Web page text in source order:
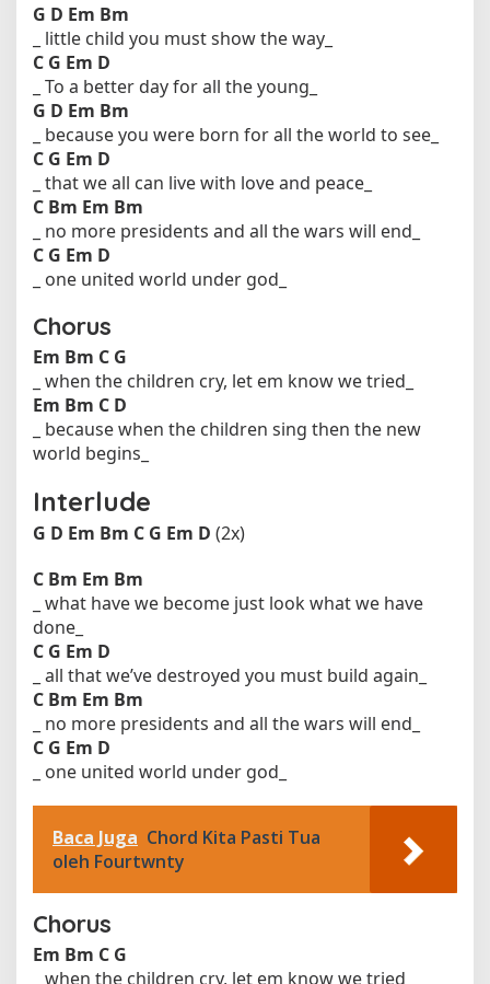
G D Em Bm
_ little child you must show the way_
C G Em D
_ To a better day for all the young_
G D Em Bm
_ because you were born for all the world to see_
C G Em D
_ that we all can live with love and peace_
C Bm Em Bm
_ no more presidents and all the wars will end_
C G Em D
_ one united world under god_
Chorus
Em Bm C G
_ when the children cry, let em know we tried_
Em Bm C D
_ because when the children sing then the new
world begins_
Interlude
G D Em Bm C G Em D (2x)
C Bm Em Bm
_ what have we become just look what we have
done_
C G Em D
_ all that we’ve destroyed you must build again_
C Bm Em Bm
_ no more presidents and all the wars will end_
C G Em D
_ one united world under god_
Baca Juga Chord Kita Pasti Tua
oleh Fourtwnty
Chorus
Em Bm C G
_ when the children cry, let em know we tried_